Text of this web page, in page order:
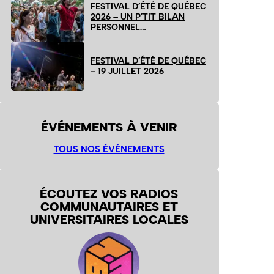
FESTIVAL D’ÉTÉ DE QUÉBEC
2026 – UN P’TIT BILAN
PERSONNEL…
FESTIVAL D’ÉTÉ DE QUÉBEC
– 19 JUILLET 2026
ÉVÉNEMENTS À VENIR
TOUS NOS ÉVÉNEMENTS
ÉCOUTEZ VOS RADIOS
COMMUNAUTAIRES ET
UNIVERSITAIRES LOCALES